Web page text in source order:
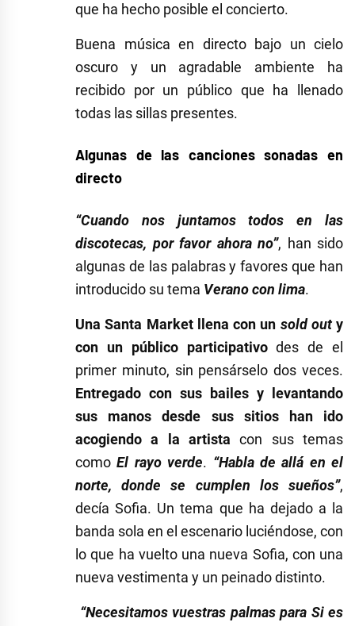
que ha hecho posible el concierto.
Buena música en directo bajo un cielo
oscuro y un agradable ambiente ha
recibido por un público que ha llenado
todas las sillas presentes.
Algunas de las canciones sonadas en
directo
“Cuando nos juntamos todos en las
discotecas, por favor ahora no”, han sido
algunas de las palabras y favores que han
introducido su tema Verano con lima.
Una Santa Market llena con un sold outy
con un público participativodes de el
primer minuto, sin pensárselo dos veces.
Entregado con sus bailes y levantando
sus manos desde sus sitios han ido
acogiendo a la artista con sus temas
comoEl rayo verde. “Habla de allá en el
norte, donde se cumplen los sueños”,
decía Sofia. Un tema que ha dejado a la
banda sola en el escenario luciéndose, con
lo que ha vuelto una nueva Sofia, con una
nueva vestimenta y un peinado distinto.
“Necesitamos vuestras palmas para Si es